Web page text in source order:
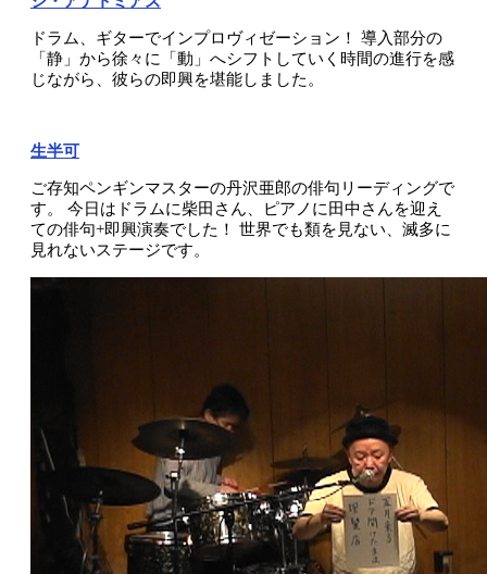
ドラム、ギターでインプロヴィゼーション！
導入部分の
「静」から徐々に「動」へシフトしていく時間の進行を感
じながら、彼らの即興を堪能しました。
生半可
ご存知ペンギンマスターの丹沢亜郎の俳句リーディングで
す。
今日はドラムに柴田さん、ピアノに田中さんを迎え
ての俳句+即興演奏でした！
世界でも類を見ない、滅多に
見れないステージです。